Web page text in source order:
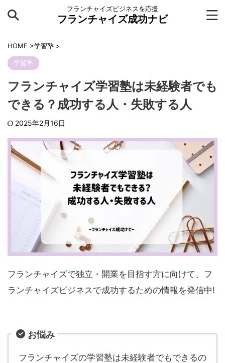
フランチャイズビジネスを応援
フランチャイズ成功ナビ
HOME >学習塾 >
学習塾
フランチャイズ学習塾は未経験者でも
できる？成功する人・失敗する人
2025年2月16日
フランチャイズで独立・開業を目指す方に向けて、フ
ランチャイズビジネスで成功するための情報を発信中!
お悩み
フランチャイズの学習塾は未経験者でもできるの